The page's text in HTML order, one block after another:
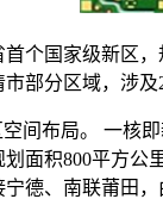
个国家级新区
部分区域，涉
间布局。 一
面积800平方
德、南联莆田